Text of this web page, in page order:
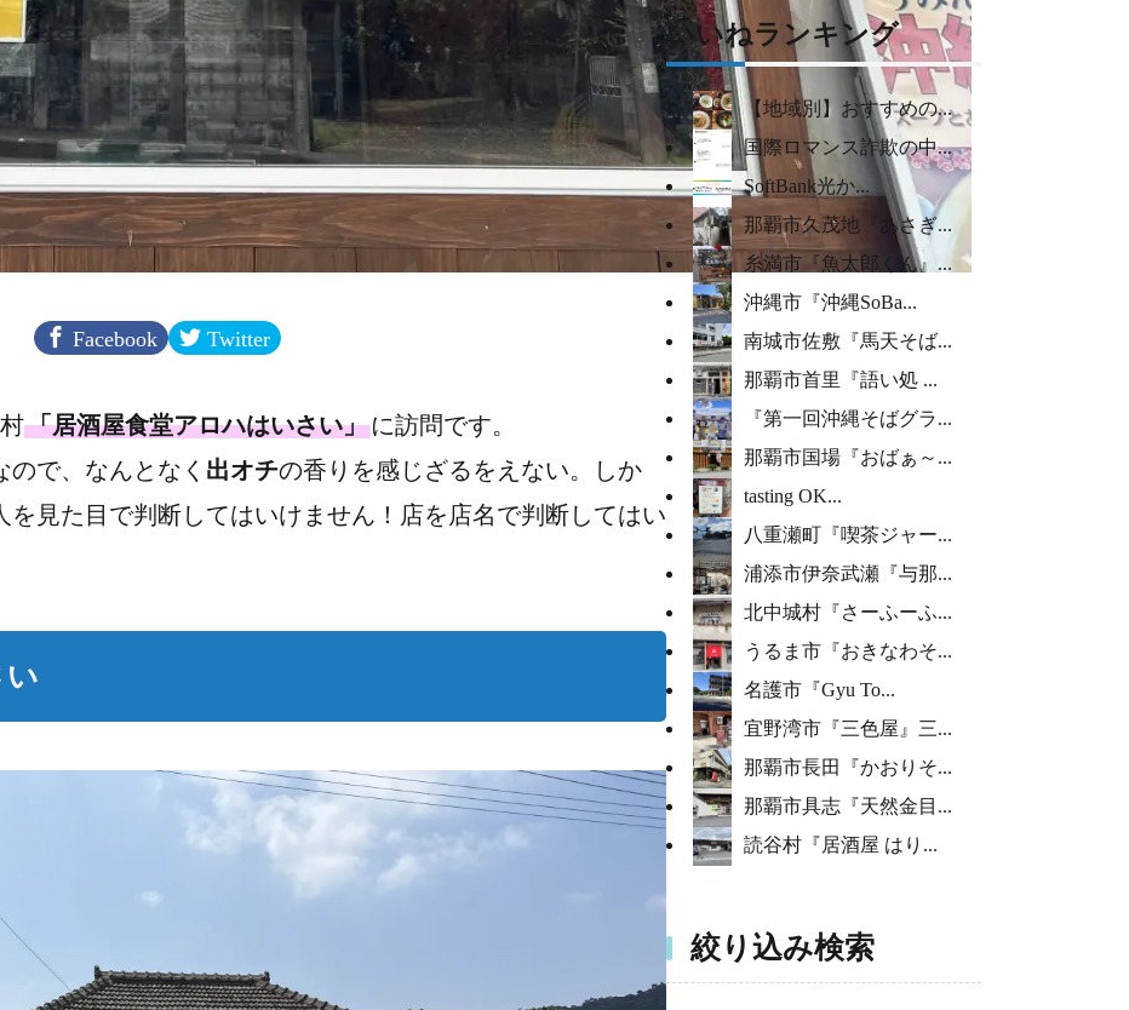
Facebook Twitter
「居酒屋食堂アロハはいさい」 に訪問です。
で、なんとなく 出オチの香りを感じざるをえない。しか
を見た目で判断してはいけません！店を店名で判断してはい
い
いいねランキング
【地域別】おすすめの...
国際ロマンス詐欺の中...
SoftBank光か...
那覇市久茂地『あさぎ...
糸満市『魚太郎くん』...
沖縄市『沖縄SoBa...
南城市佐敷『馬天そば...
那覇市首里『語い処 ...
『第一回沖縄そばグラ...
那覇市国場『おばぁ～...
tasting OK...
八重瀬町『喫茶ジャー...
浦添市伊奈武瀬『与那...
北中城村『さーふーふ...
うるま市『おきなわそ...
名護市『Gyu To...
宜野湾市『三色屋』三...
那覇市長田『かおりそ...
那覇市具志『天然金目...
読谷村『居酒屋 はり...
絞り込み検索